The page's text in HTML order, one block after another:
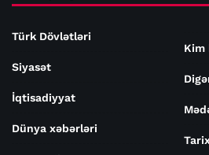
Türk Dövlətləri
Siyasət
İqtisadiyyat
Dünya xəbərləri
Kim